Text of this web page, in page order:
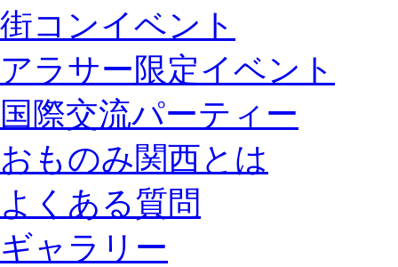
街コンイベント
アラサー限定イベント
国際交流パーティー
おものみ関西とは
よくある質問
ギャラリー